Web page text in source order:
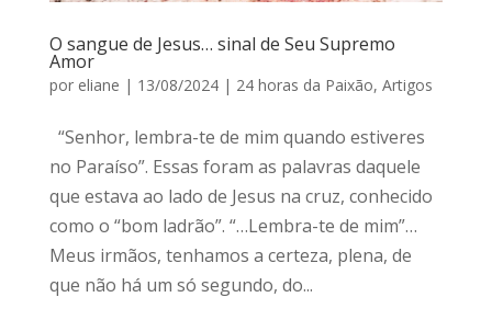
O sangue de Jesus… sinal de Seu Supremo
Amor
por eliane | 13/08/2024| 24 horas da Paixão, Artigos
“Senhor, lembra-te de mim quando estiveres
no Paraíso”. Essas foram as palavras daquele
que estava ao lado de Jesus na cruz, conhecido
como o “bom ladrão”. “…Lembra-te de mim”…
Meus irmãos, tenhamos a certeza, plena, de
que não há um só segundo, do...